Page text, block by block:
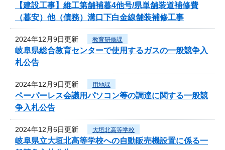
【建設工事】維工第舗補暮4他号/県単舗装道補修費
（暮安）他（債務）溝口下白金線舗装補修工事
2024年12月9日更新 教育研修課
岐阜県総合教育センターで使用するガスの一般競争入
札公告
2024年12月9日更新 用地課
ペーパーレス会議用パソコン等の調達に関する一般競
争入札公告
2024年12月6日更新 大垣北高等学校
岐阜県立大垣北高等学校への自動販売機設置に係る一